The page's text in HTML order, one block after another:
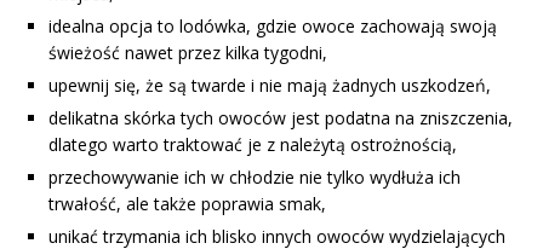
idealna opcja to lodówka, gdzie owoce zachowają swoją
świeżość nawet przez kilka tygodni,
upewnij się, że są twarde i nie mają żadnych uszkodzeń,
delikatna skórka tych owoców jest podatna na zniszczenia,
dlatego warto traktować je z należytą ostrożnością,
przechowywanie ich w chłodzie nie tylko wydłuża ich
trwałość, ale także poprawia smak,
unikać trzymania ich blisko innych owoców wydzielających